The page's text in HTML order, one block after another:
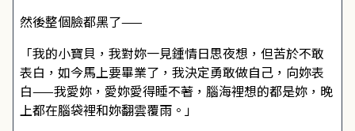
然後整個臉都黑了——
「我的小寶貝，我對妳一見鍾情日思夜想，但苦於不敢
表白，如今馬上要畢業了，我決定勇敢做自己，向妳表
白——我愛妳，愛妳愛得睡不著，腦海裡想的都是妳，晚
上都在腦袋裡和妳翻雲覆雨。」